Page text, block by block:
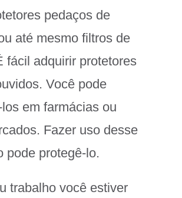
pedaços de
até mesmo filtros de
fácil adquirir protetores
Você pode
em farmácias ou
Fazer uso desse
pode protegê-lo.
trabalho você estiver